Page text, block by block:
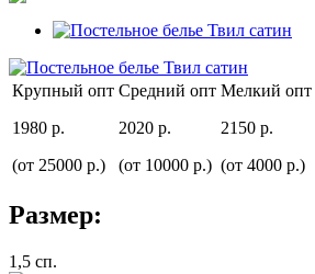
Крупный опт
1980 р.
(от 25000 р.)
Средний опт
2020 р.
(от 10000 р.)
Мелкий опт
2150 р.
(от 4000 р.)
Размер:
1,5 сп.